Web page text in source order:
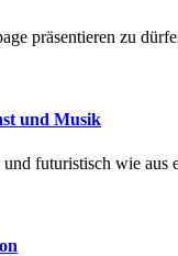
präsentieren zu
und Musik
futuristisch wie